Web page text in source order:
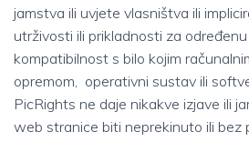
jamstva ili uvjete vlasništva ili
utrživosti ili prikladnosti za određenu
kompatibilnost s bilo kojim
opremom, operativni sustav ili
PicRights ne daje nikakve izjave ili
web stranice biti neprekinuto ili bez